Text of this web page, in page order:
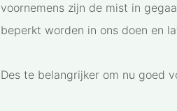
voornemens zijn de mist in
beperkt worden in ons doen en
Des te belangrijker om nu goed